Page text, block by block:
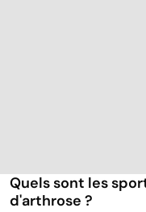
Quels sont les
d'arthrose ?